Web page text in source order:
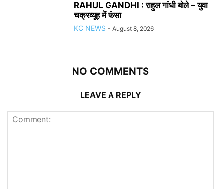
RAHUL GANDHI : राहुल गांधी बोले – युवा
चक्रव्यूह में फंसा
KC NEWS - August 8, 2026
NO COMMENTS
LEAVE A REPLY